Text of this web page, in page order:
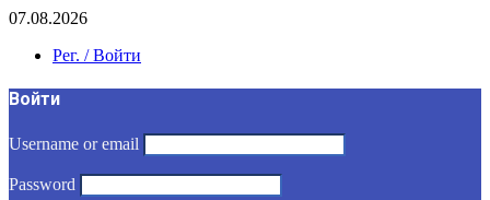
07.08.2026
Рег. / Войти
Войти
Username or email
Password